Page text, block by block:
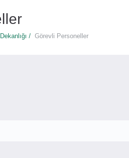
/ Görevli Personeller